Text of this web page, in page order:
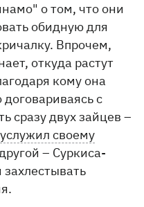
о том, что они
обидную для
Впрочем,
откуда растут
кому она
договариваясь с
сразу двух зайцев –
услужил своему
– Суркиса-